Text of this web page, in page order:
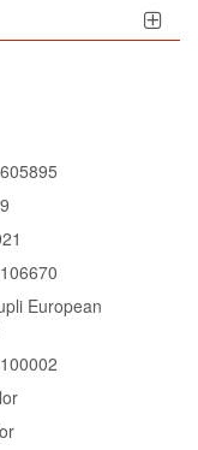
European